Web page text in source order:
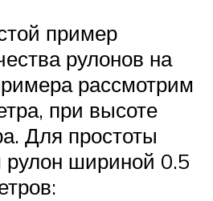
пример
рулонов на
рассмотрим
при высоте
Для простоты
рулон шириной 0.5